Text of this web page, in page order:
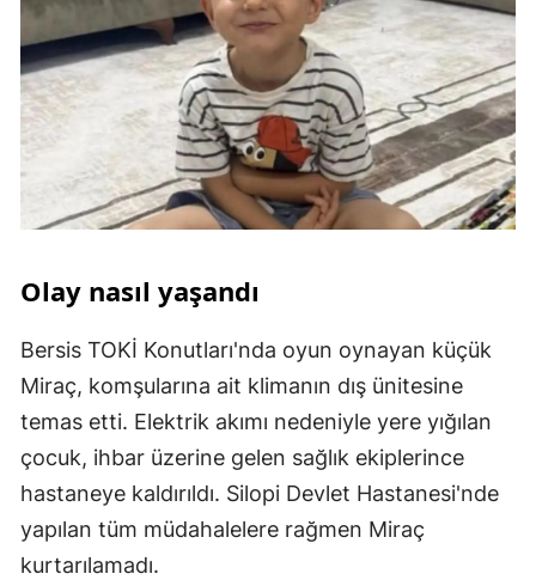
Olay nasıl yaşandı
Bersis TOKİ Konutları'nda oyun oynayan küçük
Miraç, komşularına ait klimanın dış ünitesine
temas etti. Elektrik akımı nedeniyle yere yığılan
çocuk, ihbar üzerine gelen sağlık ekiplerince
hastaneye kaldırıldı. Silopi Devlet Hastanesi'nde
yapılan tüm müdahalelere rağmen Miraç
kurtarılamadı.